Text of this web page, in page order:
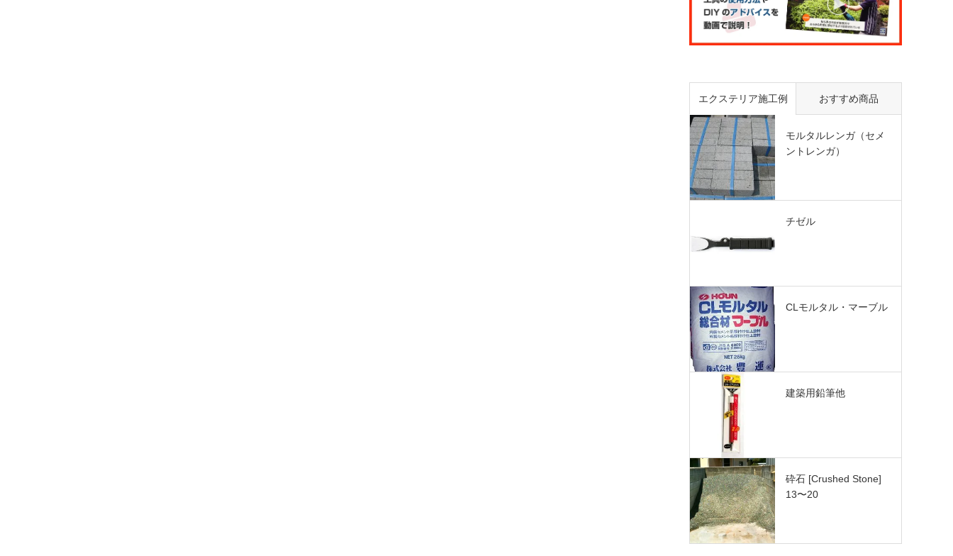
エクステリア施工例 おすすめ商品
モルタルレンガ（セメ
ントレンガ）
チゼル
CLモルタル・マーブル
建築用鉛筆他
砕石 [Crushed Stone]
13〜20